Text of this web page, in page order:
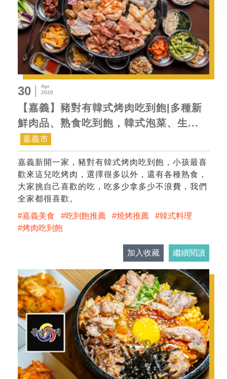
30
Apr
2020
【嘉義】豬對有韓式烤肉吃到飽|多種新
鮮肉品、熟食吃到飽，韓式泡菜、生...
嘉義市
嘉義新開一家，豬對有韓式烤肉吃到飽，小孩最喜
歡來這兒吃烤肉，選擇很多以外，還有各種熟食，
大家挑自己喜歡的吃，吃多少拿多少不浪費，我們
全家都很喜歡。
嘉義美食
吃到飽推薦 燒烤推薦
韓式料理
烤肉吃到飽
加入收藏 繼續閱讀